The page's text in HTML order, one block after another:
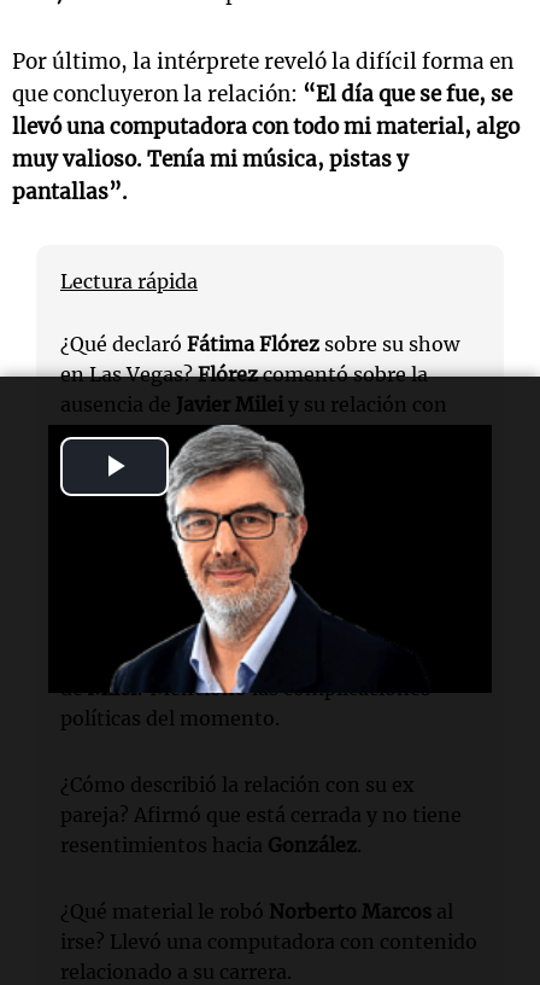
Play
Video
Por último, la intérprete reveló la difícil forma en
que concluyeron la relación: “El día que se fue, se
llevó una computadora con todo mi material, algo
muy valioso. Tenía mi música, pistas y
pantallas”.
Lectura rápida
¿Qué declaró Fátima Flórez sobre su show
en Las Vegas?Flórezcomentó sobre la
ausencia de Javier Milei y su relación con
Norberto Marcos.
¿Quién es el nuevo pretendiente
mencionado por Fátima Flórez
sugirió que tiene varios admiradores, pero
no identificó a ninguno.
¿Qué justificación dioFlórez
de Milei ? Mencionó las complicaciones
políticas del momento.
¿Cómo describió la relación con su ex
pareja? Afirmó que está cerrada y no tiene
resentimientos hacia González.
¿Qué material le robó Norberto Marcos al
irse? Llevó una computadora con contenido
relacionado a su carrera.